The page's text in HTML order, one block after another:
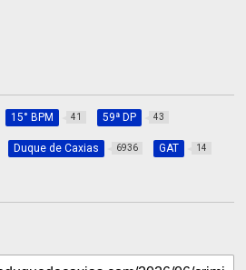
15° BPM 41 59ª DP 43
Duque de Caxias 6936 GAT 14